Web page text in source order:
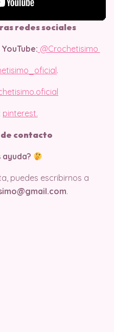
redes sociales
YouTube: @Crochetisimo
.
pinterest.
contacto
ayuda?
puedes escribirnos a
.